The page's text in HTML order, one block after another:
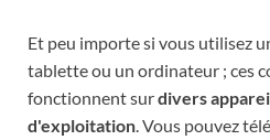
Et peu importe si vous utilisez
tablette ou un ordinateur ; ces
fonctionnent surdivers
d'exploitation . Vous pouvez